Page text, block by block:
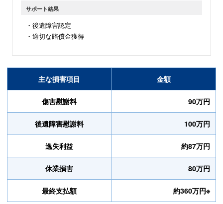
サポート結果
・後遺障害認定
・適切な賠償金獲得
主な損害項目 金額
傷害慰謝料 90万円
後遺障害慰謝料 100万円
逸失利益 約87万円
休業損害 80万円
最終支払額 約360万円※